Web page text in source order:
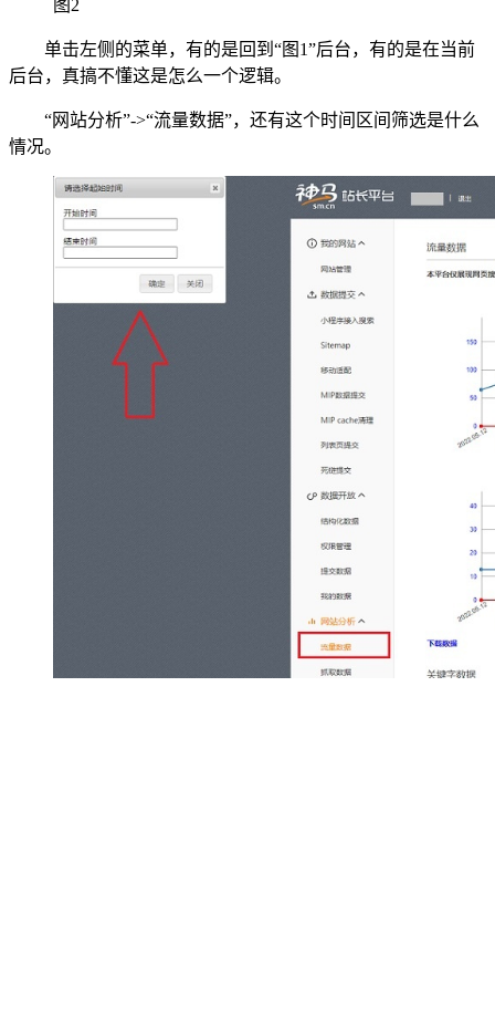
图2
单击左侧的菜单，有的是回到“图1”后台，有的是在当前
后台，真搞不懂这是怎么一个逻辑。
“网站分析”->“流量数据”，还有这个时间区间筛选是什么
情况。